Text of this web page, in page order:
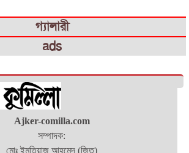
গ্যালারী
ads
Ajker-comilla.com
সম্পাদক:
মোঃ ইমতিয়াজ আহমেদ (জিতু)